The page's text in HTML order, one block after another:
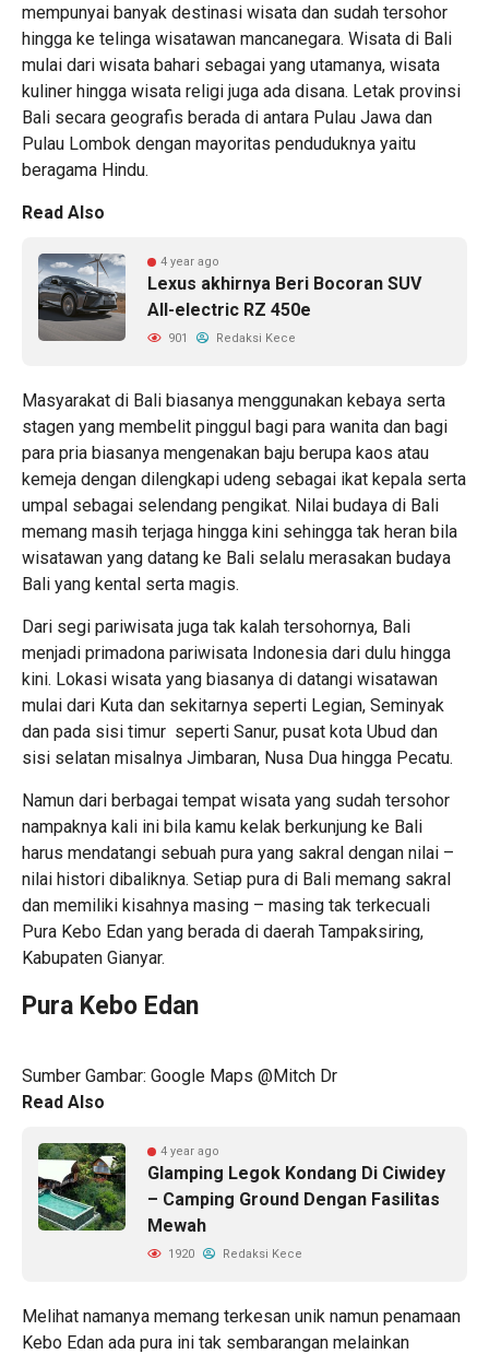
mempunyai banyak destinasi wisata dan sudah tersohor
hingga ke telinga wisatawan mancanegara. Wisata di Bali
mulai dari wisata bahari sebagai yang utamanya, wisata
kuliner hingga wisata religi juga ada disana. Letak provinsi
Bali secara geografis berada di antara Pulau Jawa dan
Pulau Lombok dengan mayoritas penduduknya yaitu
beragama Hindu.
Read Also
4 year ago
Lexus akhirnya Beri Bocoran SUV
All-electric RZ 450e
901 Redaksi Kece
Masyarakat di Bali biasanya menggunakan kebaya serta
stagen yang membelit pinggul bagi para wanita dan bagi
para pria biasanya mengenakan baju berupa kaos atau
kemeja dengan dilengkapi udeng sebagai ikat kepala serta
umpal sebagai selendang pengikat. Nilai budaya di Bali
memang masih terjaga hingga kini sehingga tak heran bila
wisatawan yang datang ke Bali selalu merasakan budaya
Bali yang kental serta magis.
Dari segi pariwisata juga tak kalah tersohornya, Bali
menjadi primadona pariwisata Indonesia dari dulu hingga
kini. Lokasi wisata yang biasanya di datangi wisatawan
mulai dari Kuta dan sekitarnya seperti Legian, Seminyak
dan pada sisi timur seperti Sanur, pusat kota Ubud dan
sisi selatan misalnya Jimbaran, Nusa Dua hingga Pecatu.
Namun dari berbagai tempat wisata yang sudah tersohor
nampaknya kali ini bila kamu kelak berkunjung ke Bali
harus mendatangi sebuah pura yang sakral dengan nilai –
nilai histori dibaliknya. Setiap pura di Bali memang sakral
dan memiliki kisahnya masing – masing tak terkecuali
Pura Kebo Edan yang berada di daerah Tampaksiring,
Kabupaten Gianyar.
Pura Kebo Edan
Sumber Gambar: Google Maps @Mitch Dr
Read Also
4 year ago
Glamping Legok Kondang Di Ciwidey
– Camping Ground Dengan Fasilitas
Mewah
1920 Redaksi Kece
Melihat namanya memang terkesan unik namun penamaan
Kebo Edan ada pura ini tak sembarangan melainkan